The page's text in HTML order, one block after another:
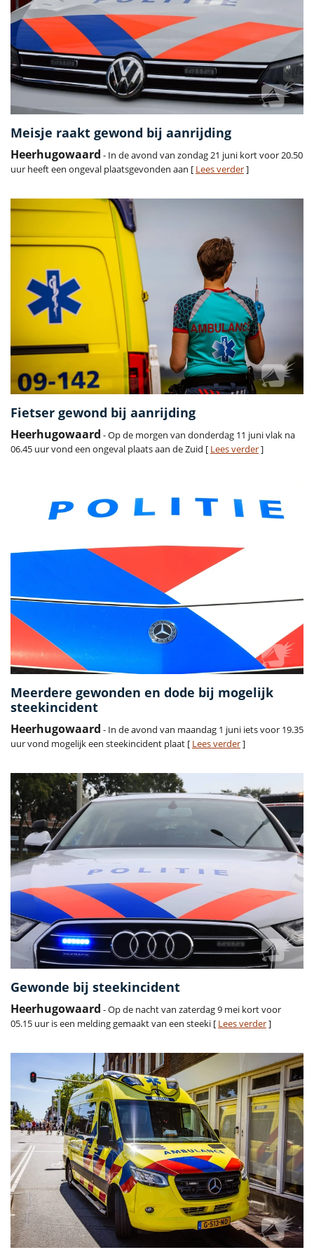
Meisje raakt gewond bij aanrijding
Heerhugowaard - In de avond van zondag 21 juni kort voor 20.50
uur heeft een ongeval plaatsgevonden aan [ Lees verder]
Fietser gewond bij aanrijding
Heerhugowaard - Op de morgen van donderdag 11 juni vlak na
06.45 uur vond een ongeval plaats aan de Zuid [ Lees verder]
Meerdere gewonden en dode bij mogelijk
steekincident
Heerhugowaard - In de avond van maandag 1 juni iets voor 19.35
uur vond mogelijk een steekincident plaat [ Lees verder]
Gewonde bij steekincident
Heerhugowaard - Op de nacht van zaterdag 9 mei kort voor
05.15 uur is een melding gemaakt van een steeki [ Lees verder]